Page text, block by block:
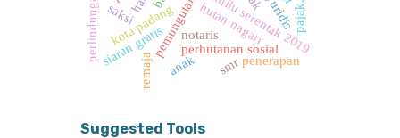
pemilu serentak 2019
kota padang hutan nagari
perhutanan sosial
siaran gratis
remaja
notaris
saksi
anak smr penerapan
Suggested Tools